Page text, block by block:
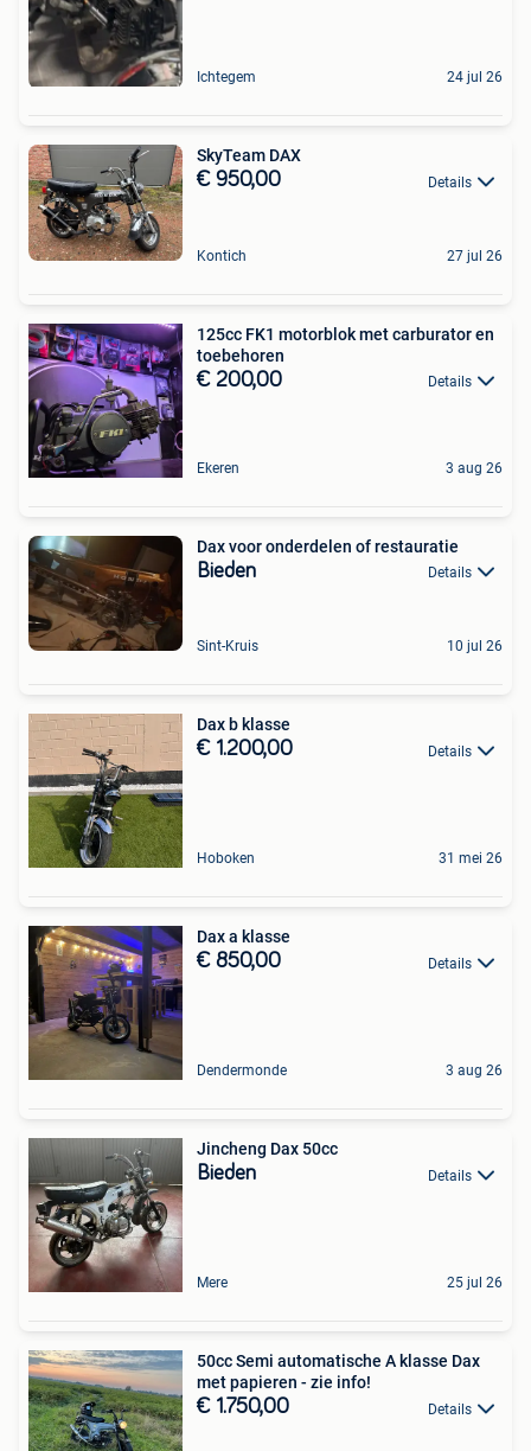
Ichtegem 24 jul 26
SkyTeam DAX
€ 950,00 Details
Kontich 27 jul 26
125cc FK1 motorblok met carburator en
toebehoren
€ 200,00 Details
Ekeren 3 aug 26
Dax voor onderdelen of restauratie
Bieden Details
Sint-Kruis 10 jul 26
Dax b klasse
€ 1.200,00 Details
Hoboken 31 mei 26
Dax a klasse
€ 850,00 Details
Dendermonde 3 aug 26
Jincheng Dax 50cc
Bieden Details
Mere 25 jul 26
50cc Semi automatische A klasse Dax
met papieren - zie info!
€ 1.750,00 Details